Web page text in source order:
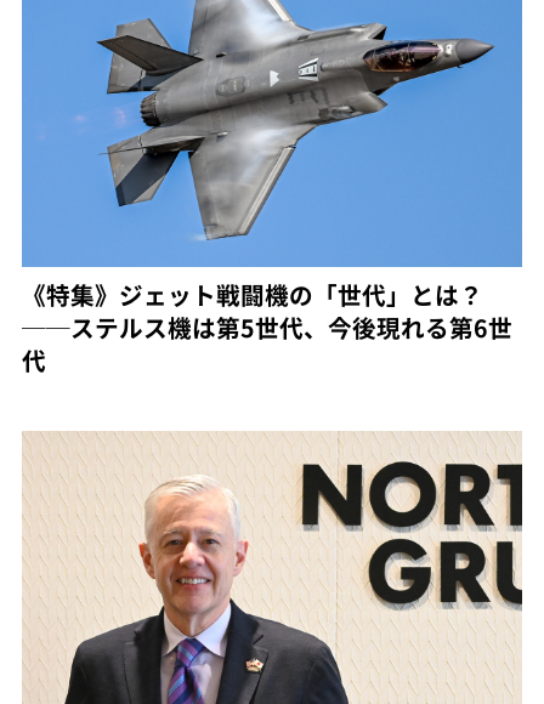
《特集》ジェット戦闘機の「世代」とは？
──ステルス機は第5世代、今後現れる第6世
代